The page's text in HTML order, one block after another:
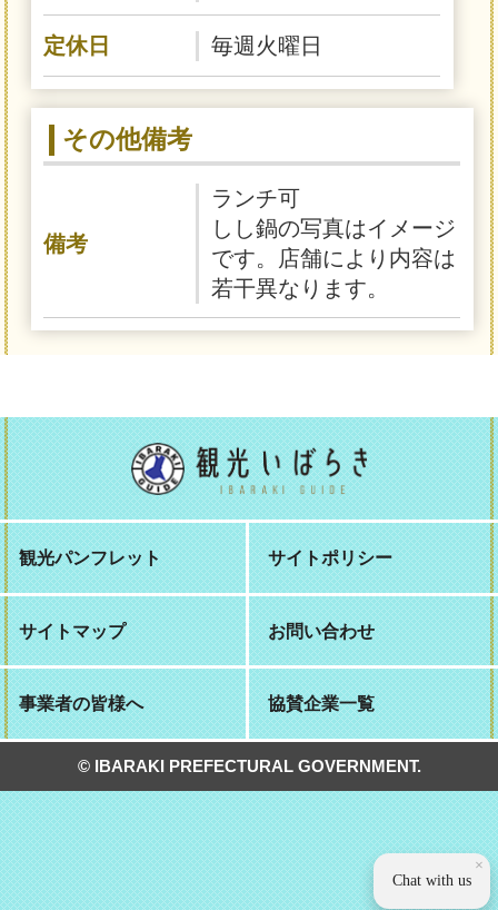
定休日 毎週火曜日
その他備考
備考
ランチ可
しし鍋の写真はイメージ
です。店舗により内容は
若干異なります。
観光パンフレット サイトポリシー
サイトマップ お問い合わせ
事業者の皆様へ 協賛企業一覧
© IBARAKI PREFECTURAL GOVERNMENT.
×
Chat with us